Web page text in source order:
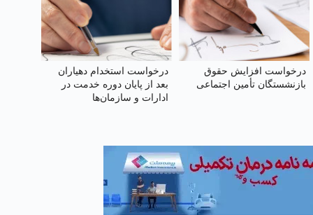
درخواست افزایش حقوق
بازنشستگان تأمین اجتماعی
درخواست استخدام دهیاران
بعد از پایان دوره خدمت در
ادارات و سازمان‌ها